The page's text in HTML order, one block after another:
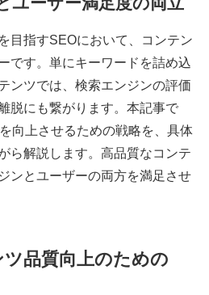
目指すSEOにおいて、コンテン
です。単にキーワードを詰め込
ンツでは、検索エンジンの評価
脱にも繋がります。本記事で
向上させるための戦略を、具体
ら解説します。高品質なコンテ
ンとユーザーの両方を満足させ
品質向上のための